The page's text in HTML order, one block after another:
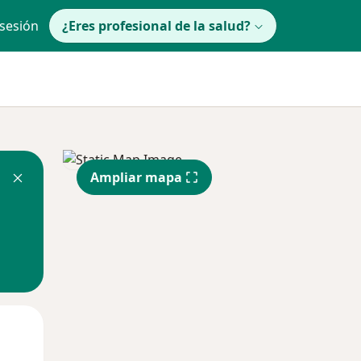
¿Eres profesional de la salud?
Ampliar mapa